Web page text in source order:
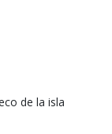
de la isla